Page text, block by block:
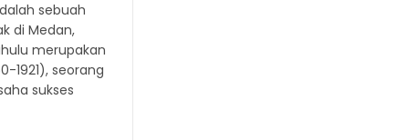
sebuah
di Medan,
merupakan
1921), seorang
sukses